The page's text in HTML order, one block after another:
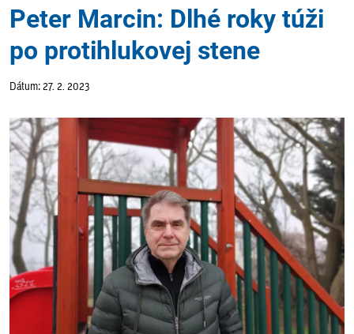
Peter Marcin: Dlhé roky túži
po protihlukovej stene
Dátum: 27. 2. 2023